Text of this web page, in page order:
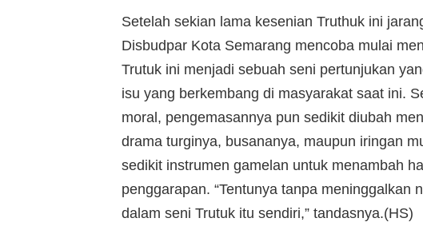
Setelah sekian lama kesenian Truthuk ini
Disbudpar Kota Semarang mencoba mulai
Trutuk ini menjadi sebuah seni pertunjukan
isu yang berkembang di masyarakat saat ini.
moral, pengemasannya pun sedikit diubah
drama turginya, busananya, maupun iringan
sedikit instrumen gamelan untuk menambah
penggarapan. “Tentunya tanpa meninggalkan
dalam seni Trutuk itu sendiri,” tandasnya.(HS)